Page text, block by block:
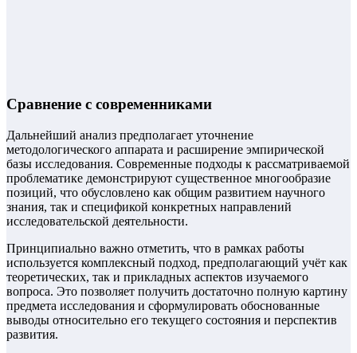
Сравнение с современниками
Дальнейший анализ предполагает уточнение
методологического аппарата и расширение эмпирической
базы исследования. Современные подходы к рассматриваемой
проблематике демонстрируют существенное многообразие
позиций, что обусловлено как общим развитием научного
знания, так и спецификой конкретных направлений
исследовательской деятельности.
Принципиально важно отметить, что в рамках работы
используется комплексный подход, предполагающий учёт как
теоретических, так и прикладных аспектов изучаемого
вопроса. Это позволяет получить достаточно полную картину
предмета исследования и сформулировать обоснованные
выводы относительно его текущего состояния и перспектив
развития.